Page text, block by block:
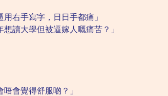
右手寫字，日日手都痛」
讀大學但被逼嫁人嘅痛苦？」
會覺得舒服啲？」